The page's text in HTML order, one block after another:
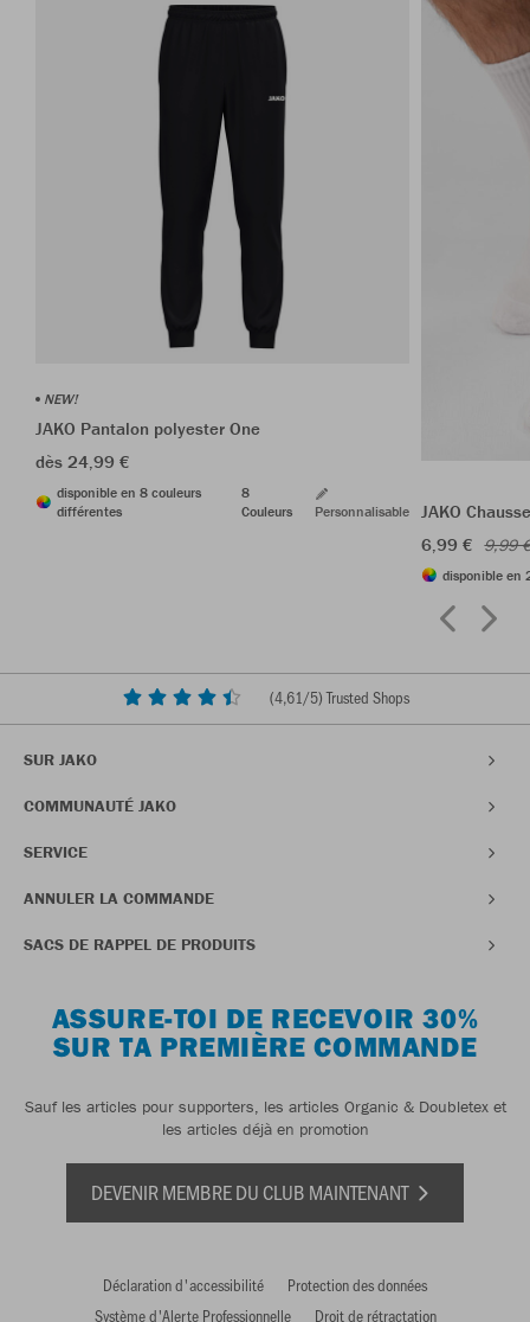
NEW!
JAKO Pantalon polyester One
dès 24,99 €
disponible en 8 couleurs
différentes
8
Couleurs
Personnalisable
JAKO
6,99 € 9,99
disponible en
(4,61/5) Trusted Shops
SUR JAKO
COMMUNAUTÉ JAKO
SERVICE
ANNULER LA COMMANDE
SACS DE RAPPEL DE PRODUITS
ASSURE-TOI DE RECEVOIR 30%
SUR TA PREMIÈRE COMMANDE
Sauf les articles pour supporters, les articles Organic & Doubletex et
les articles déjà en promotion
DEVENIR MEMBRE DU CLUB MAINTENANT
Déclaration d'accessibilité
Protection des données
Système d'Alerte Professionnelle
Droit de rétractation